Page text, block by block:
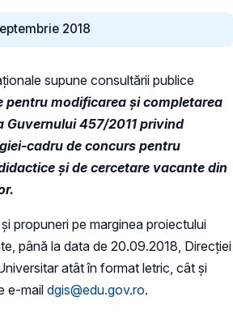
2018
supune consultării publice
pentru modificarea și completarea
Guvernului 457/2011 privind
cadru de concurs pentru
și de cercetare vacante din
propuneri pe marginea proiectului
până la data de 20.09.2018, Direcției
atât în format letric, cât și
e-mail dgis@edu.gov.ro.